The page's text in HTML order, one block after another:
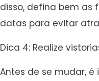
disso, defina bem as
datas para evitar
Dica 4: Realize
Antes de se mudar,